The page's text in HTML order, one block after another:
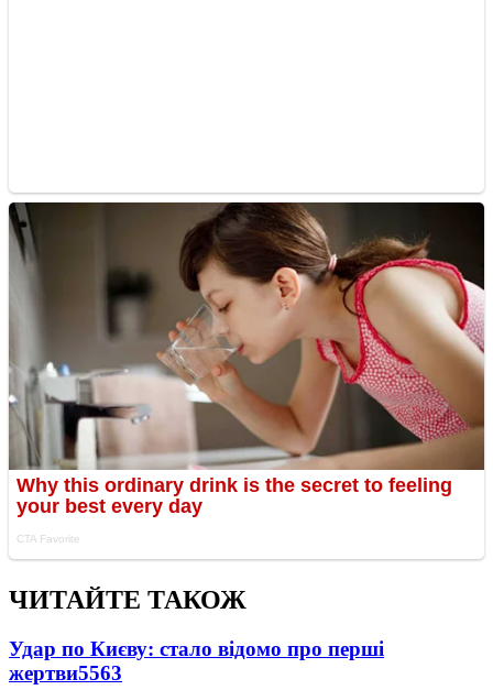
ЧИТАЙТЕ ТАКОЖ
Удар по Києву: стало відомо про перші
жертви5563